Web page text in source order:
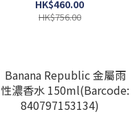
3760246987974)
HK$460.00
HK$756.00